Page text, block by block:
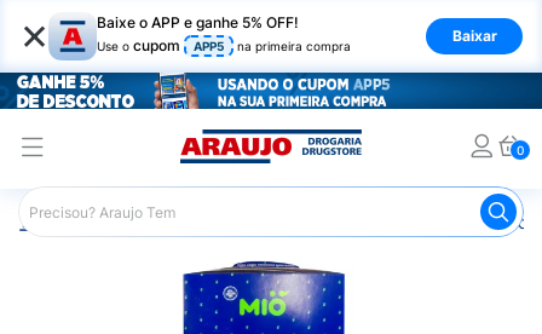
× Baixe o APP e ganhe 5% OFF!
Use o cupom APP5 na primeira compra
Baixar
0
Araujo Saúde e Bem Estar